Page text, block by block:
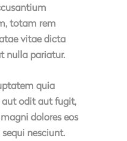
totam rem
vitae dicta
nulla pariatur.
quia
odit aut fugit,
dolores eos
nesciunt.